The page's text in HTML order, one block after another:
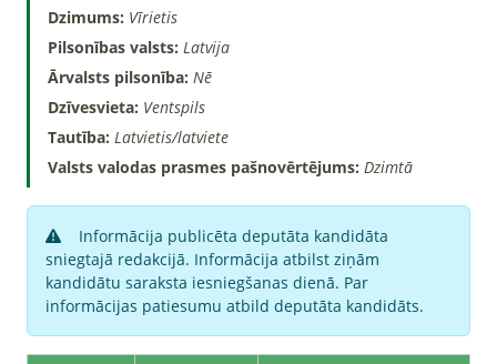
Dzimums: Vīrietis
Pilsonības valsts: Latvija
Ārvalsts pilsonība: Nē
Dzīvesvieta: Ventspils
Tautība: Latvietis/latviete
Valsts valodas prasmes pašnovērtējums: Dzimtā
Informācija publicēta deputāta kandidāta
sniegtajā redakcijā. Informācija atbilst ziņām
kandidātu saraksta iesniegšanas dienā. Par
informācijas patiesumu atbild deputāta kandidāts.